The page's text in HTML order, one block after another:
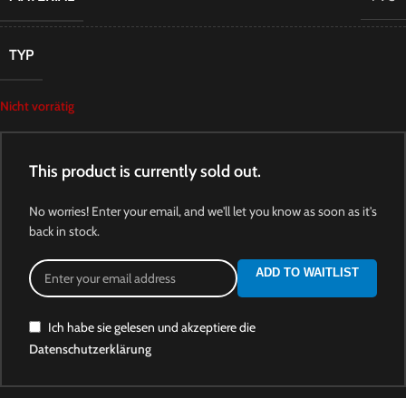
TYP
Nicht vorrätig
This product is currently sold out.
No worries! Enter your email, and we'll let you know as soon as it's
back in stock.
ADD TO WAITLIST
Ich habe sie gelesen und akzeptiere die
Datenschutzerklärung